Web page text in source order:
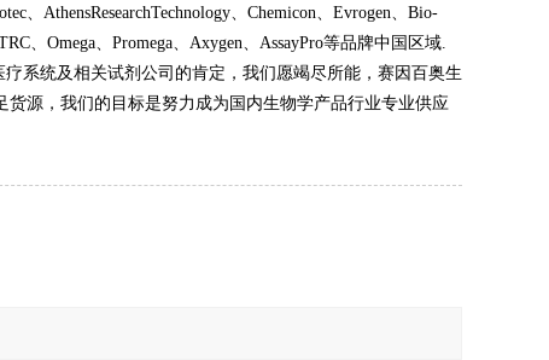
、AthensResearchTechnology、Chemicon、Evrogen、Bio-
、Omega、Promega、Axygen、AssayPro等品牌中国区域.
系统及相关试剂公司的肯定，我们愿竭尽所能，赛因百奥生
源，我们的目标是努力成为国内生物学产品行业专业供应